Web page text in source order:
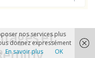
et
nos services plus
donnez expressément
En savoir plus OK